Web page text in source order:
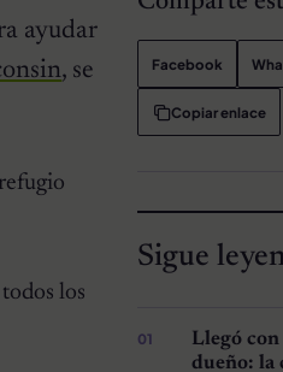
ayudar
, se
los
Facebook
Copiar enlace
Sigue
Llegó
dueño: la